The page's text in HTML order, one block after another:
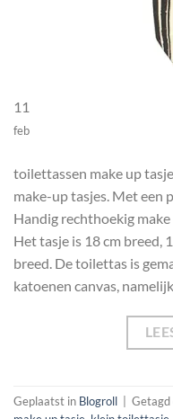
11
feb
toilettassen make up
make-up tasjes. Met een
Handig rechthoekig
Het tasje is 18 cm breed,
breed. De toilettas is
katoenen canvas,
Geplaatst in Blogroll Getagd